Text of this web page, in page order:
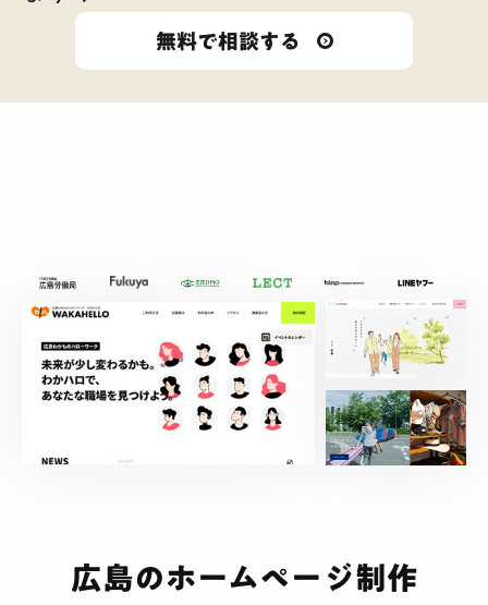
無料で相談する
広島のホームページ制作